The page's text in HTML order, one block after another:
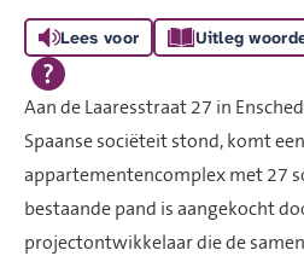
Lees voor Uitleg
Aan de Laaresstraat 27 in
Spaanse sociëteit stond, komt
appartementencomplex met 27
bestaande pand is aangekocht
projectontwikkelaar die de